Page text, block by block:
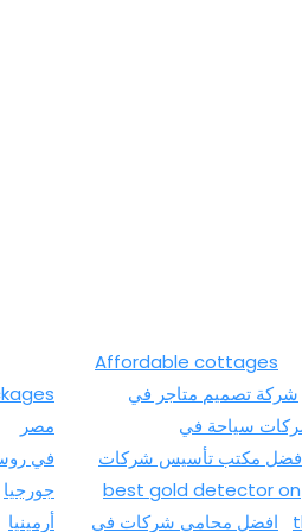
Affordable cottages
شركة تصميم متاجر في
سياحة في
مكتب تأسيس شركات
best gold detector on
افضل محامي شركات في
مصر
في
جورجيا
أرمينيا